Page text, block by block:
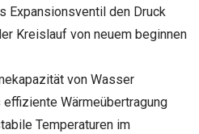
Expansionsventil den Druck
Kreislauf von neuem beginnen
von Wasser
Wärmeübertragung
Temperaturen im